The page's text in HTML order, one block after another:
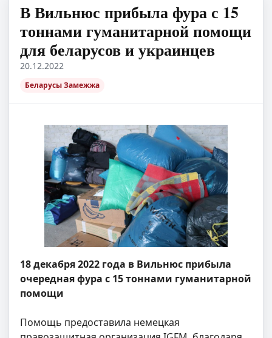
В Вильнюс прибыла фура с 15
тоннами гуманитарной помощи
для беларусов и украинцев
20.12.2022
Беларусы Замежжа
18 декабря 2022 года в Вильнюс прибыла
очередная фура с 15 тоннами гуманитарной
помощи
Помощь предоставила немецкая